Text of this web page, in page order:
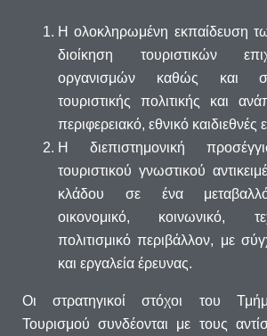
Η ολοκληρωμένη εκπαίδευση
διοίκηση τουριστικών
οργανισμών καθώς και
τουριστικής πολιτικής και
περιφερειακό, εθνικό καιδιεθνές
Η διεπιστημονική
τουριστικού γνωστικού
κλάδου σε ένα
οικονομικό, κοινωνικό,
πολιτισμικό περιβάλλον, με
και εργαλεία έρευνας.
Οι στρατηγικοί στόχοι του
Τουρισμού συνδέονται με τους